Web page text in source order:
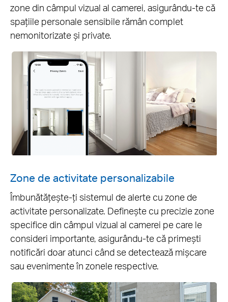
zone din câmpul vizual al camerei, asigurându-te că
spațiile personale sensibile rămân complet
nemonitorizate și private.
Zone de activitate personalizabile
Îmbunătățește-ți sistemul de alerte cu zone de
activitate personalizate. Definește cu precizie zone
specifice din câmpul vizual al camerei pe care le
consideri importante, asigurându-te că primești
notificări doar atunci când se detectează mișcare
sau evenimente în zonele respective.